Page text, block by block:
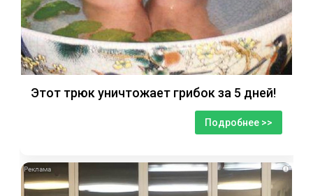
Этот трюк уничтожает грибок за 5 дней!
Подробнее >>
i